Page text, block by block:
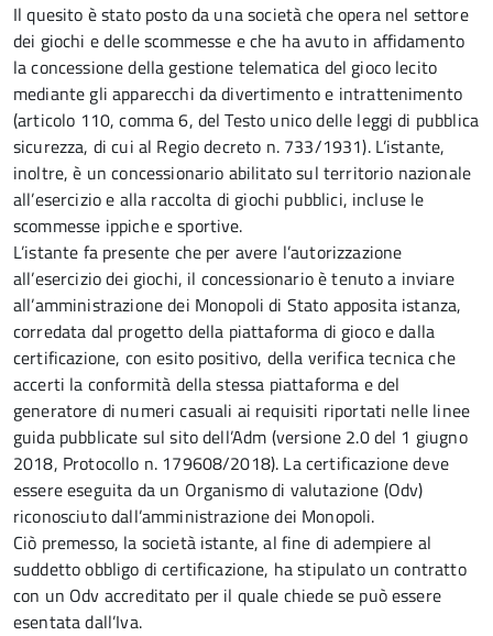
Il quesito è stato posto da una società che opera nel settore
dei giochi e delle scommesse e che ha avuto in affidamento
la concessione della gestione telematica del gioco lecito
mediante gli apparecchi da divertimento e intrattenimento
(articolo 110, comma 6, del Testo unico delle leggi di pubblica
sicurezza, di cui al Regio decreto n. 733/1931). L’istante,
inoltre, è un concessionario abilitato sul territorio nazionale
all’esercizio e alla raccolta di giochi pubblici, incluse le
scommesse ippiche e sportive.
L’istante fa presente che per avere l’autorizzazione
all’esercizio dei giochi, il concessionario è tenuto a inviare
all’amministrazione dei Monopoli di Stato apposita istanza,
corredata dal progetto della piattaforma di gioco e dalla
certificazione, con esito positivo, della verifica tecnica che
accerti la conformità della stessa piattaforma e del
generatore di numeri casuali ai requisiti riportati nelle linee
guida pubblicate sul sito dell’Adm (versione 2.0 del 1 giugno
2018, Protocollo n. 179608/2018). La certificazione deve
essere eseguita da un Organismo di valutazione (Odv)
riconosciuto dall’amministrazione dei Monopoli.
Ciò premesso, la società istante, al fine di adempiere al
suddetto obbligo di certificazione, ha stipulato un contratto
con un Odv accreditato per il quale chiede se può essere
esentata dall’Iva.